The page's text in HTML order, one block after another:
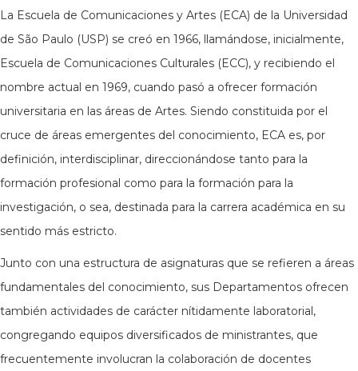
La Escuela de Comunicaciones y Artes (ECA) de la Universidad
de São Paulo (USP) se creó en 1966, llamándose, inicialmente,
Escuela de Comunicaciones Culturales (ECC), y recibiendo el
nombre actual en 1969, cuando pasó a ofrecer formación
universitaria en las áreas de Artes. Siendo constituida por el
cruce de áreas emergentes del conocimiento, ECA es, por
definición, interdisciplinar, direccionándose tanto para la
formación profesional como para la formación para la
investigación, o sea, destinada para la carrera académica en su
sentido más estricto.
Junto con una estructura de asignaturas que se refieren a áreas
fundamentales del conocimiento, sus Departamentos ofrecen
también actividades de carácter nítidamente laboratorial,
congregando equipos diversificados de ministrantes, que
frecuentemente involucran la colaboración de docentes